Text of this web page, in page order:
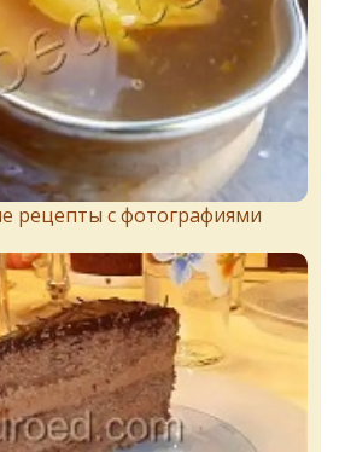
рецепты с фотографиями